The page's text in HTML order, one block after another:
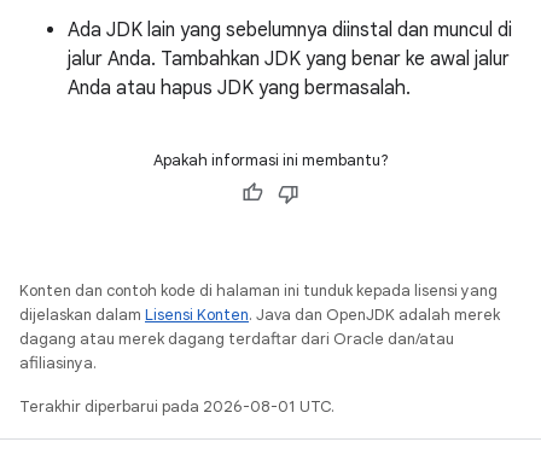
Ada JDK lain yang sebelumnya diinstal dan muncul di
jalur Anda. Tambahkan JDK yang benar ke awal jalur
Anda atau hapus JDK yang bermasalah.
Apakah informasi ini membantu?
Konten dan contoh kode di halaman ini tunduk kepada lisensi yang
dijelaskan dalam Lisensi Konten. Java dan OpenJDK adalah merek
dagang atau merek dagang terdaftar dari Oracle dan/atau
afiliasinya.
Terakhir diperbarui pada 2026-08-01 UTC.